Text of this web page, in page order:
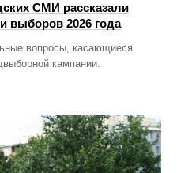
СМИ рассказали
выборов 2026 года
вопросы, касающиеся
кампании.